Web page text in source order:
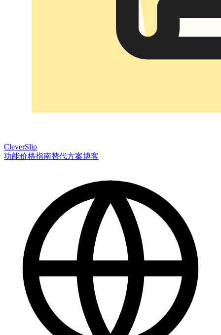
CleverSlip
功能价格指南替代方案博客